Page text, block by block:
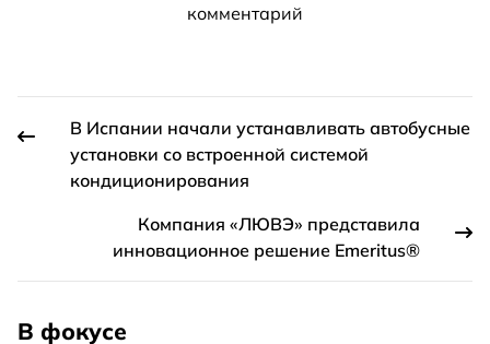
комментарий
В Испании начали устанавливать автобусные
установки со встроенной системой
кондиционирования
Компания «ЛЮВЭ» представила
инновационное решение Emeritus®
В фокусе